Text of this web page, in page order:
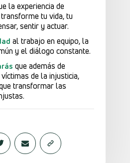
la experiencia de
tu vida, tu
sentir y actuar.
al trabajo en equipo, la
y el diálogo constante.
que además de
de la injusticia,
transformar las